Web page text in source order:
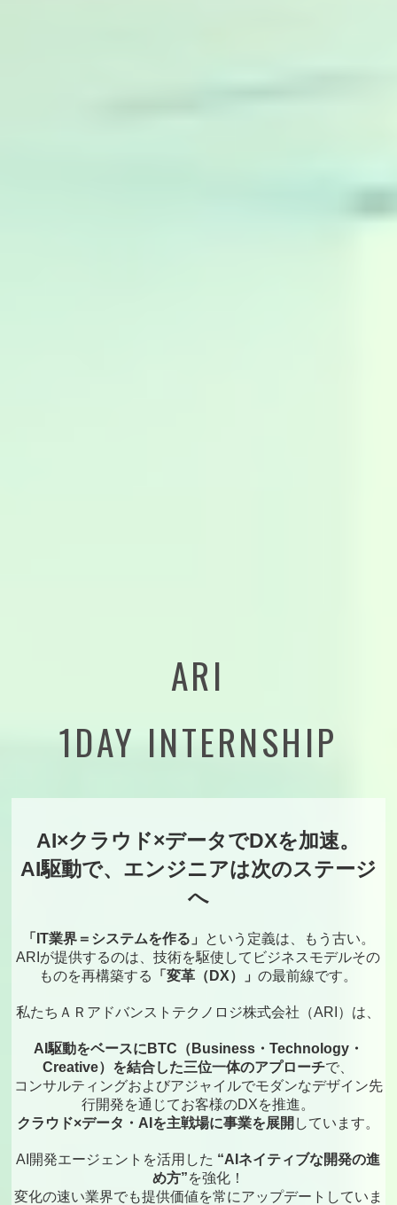
ARI
1DAY INTERNSHIP
AI×クラウド×データでDXを加速。
AI駆動で、エンジニアは次のステージ
へ
「IT業界＝システムを作る」
という定義は、もう古い。
ARIが提供するのは、技術を駆使してビジネスモデルその
ものを再構築する
「変革（DX）」の最前線です。
私たちＡＲアドバンストテクノロジ株式会社（ARI）は、
AI駆動をベースにBTC（Business・Technology・
Creative）を結合した三位一体のアプローチで、
コンサルティングおよびアジャイルでモダンなデザイン先
行開発を通じてお客様のDXを推進。
クラウド×データ・AIを主戦場に事業を展開 しています。
AI開発エージェントを活用した “AIネイティブな開発の進
め方”を強化！
変化の速い業界でも提供価値を常にアップデートしていま